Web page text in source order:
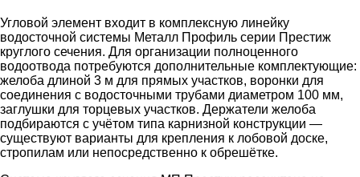
Угловой элемент входит в комплексную линейку
водосточной системы Металл Профиль серии Престиж
круглого сечения. Для организации полноценного
водоотвода потребуются дополнительные комплектующие:
желоба длиной 3 м для прямых участков, воронки для
соединения с водосточными трубами диаметром 100 мм,
заглушки для торцевых участков. Держатели желоба
подбираются с учётом типа карнизной конструкции —
существуют варианты для крепления к лобовой доске,
стропилам или непосредственно к обрешётке.